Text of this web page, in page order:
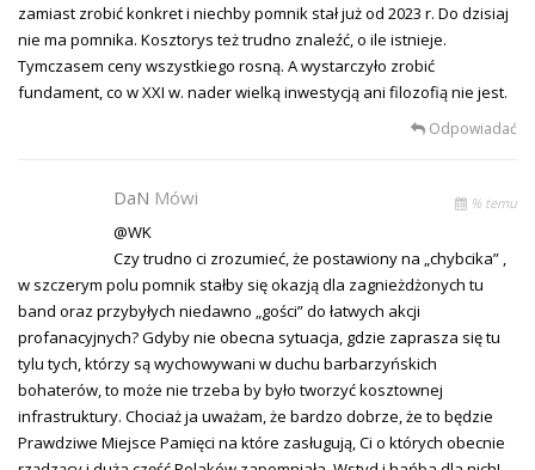
zamiast zrobić konkret i niechby pomnik stał już od 2023 r. Do dzisiaj
nie ma pomnika. Kosztorys też trudno znaleźć, o ile istnieje.
Tymczasem ceny wszystkiego rosną. A wystarczyło zrobić
fundament, co w XXI w. nader wielką inwestycją ani filozofią nie jest.
Odpowiadać
DaN Mówi % temu
@WK
Czy trudno ci zrozumieć, że postawiony na „chybcika” ,
w szczerym polu pomnik stałby się okazją dla zagnieżdżonych tu
band oraz przybyłych niedawno „gości” do łatwych akcji
profanacyjnych? Gdyby nie obecna sytuacja, gdzie zaprasza się tu
tylu tych, którzy są wychowywani w duchu barbarzyńskich
bohaterów, to może nie trzeba by było tworzyć kosztownej
infrastruktury. Chociaż ja uważam, że bardzo dobrze, że to będzie
Prawdziwe Miejsce Pamięci na które zasługują, Ci o których obecnie